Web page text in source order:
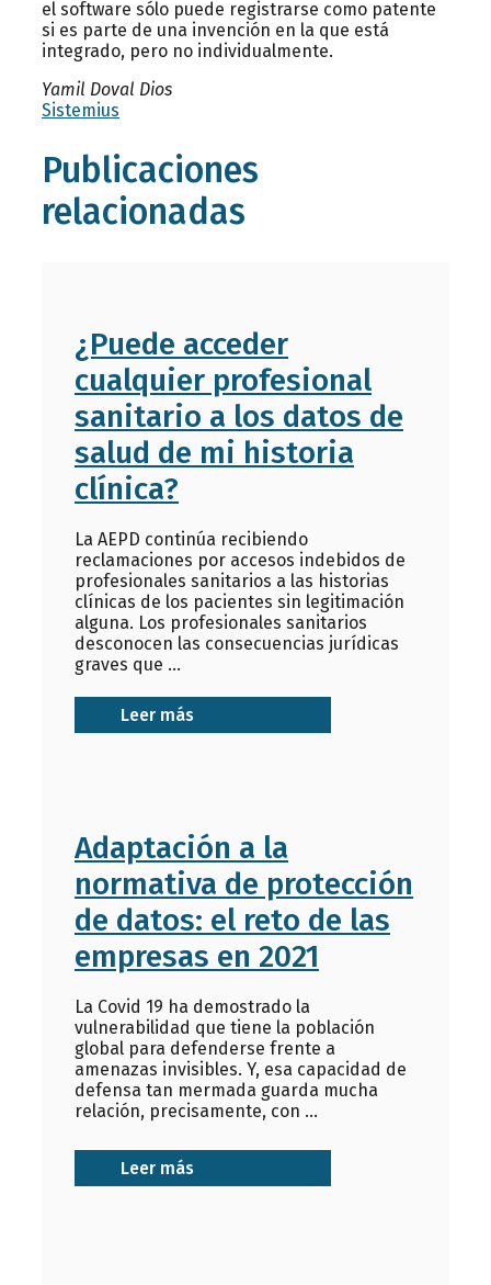
el software sólo puede registrarse como patente
si es parte de una invención en la que está
integrado, pero no individualmente.
Yamil Doval Dios
Sistemius
Publicaciones
relacionadas
¿Puede acceder
cualquier profesional
sanitario a los datos de
salud de mi historia
clínica?
La AEPD continúa recibiendo
reclamaciones por accesos indebidos de
profesionales sanitarios a las historias
clínicas de los pacientes sin legitimación
alguna. Los profesionales sanitarios
desconocen las consecuencias jurídicas
graves que ...
Leer más
Adaptación a la
normativa de protección
de datos: el reto de las
empresas en 2021
La Covid 19 ha demostrado la
vulnerabilidad que tiene la población
global para defenderse frente a
amenazas invisibles. Y, esa capacidad de
defensa tan mermada guarda mucha
relación, precisamente, con ...
Leer más